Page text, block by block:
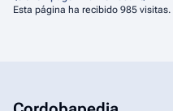
Esta página ha recibido 985 visitas.